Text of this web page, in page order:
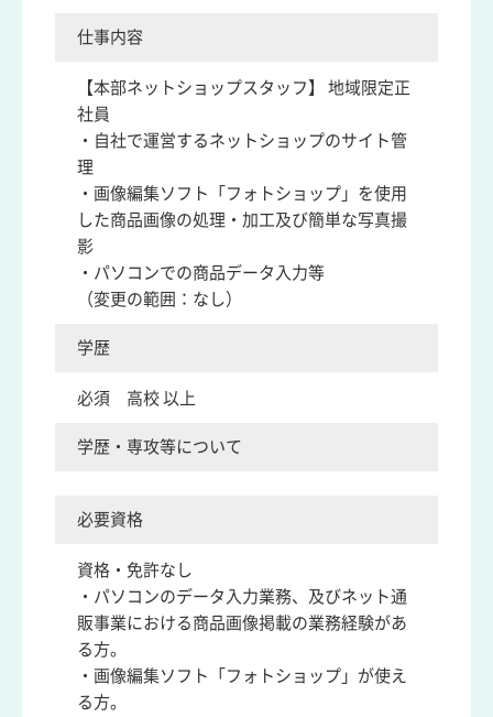
仕事内容
【本部ネットショップスタッフ】 地域限定正
社員
・自社で運営するネットショップのサイト管
理
・画像編集ソフト「フォトショップ」を使用
した商品画像の処理・加工及び簡単な写真撮
影
・パソコンでの商品データ入力等
（変更の範囲：なし）
学歴
必須 高校 以上
学歴・専攻等について
必要資格
資格・免許なし
・パソコンのデータ入力業務、及びネット通
販事業における商品画像掲載の業務経験があ
る方。
・画像編集ソフト「フォトショップ」が使え
る方。